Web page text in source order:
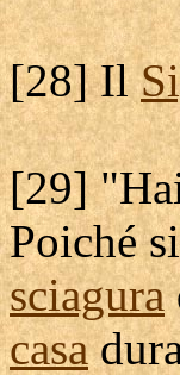
[28] Il
[29]
Poiché
sciagura
casa